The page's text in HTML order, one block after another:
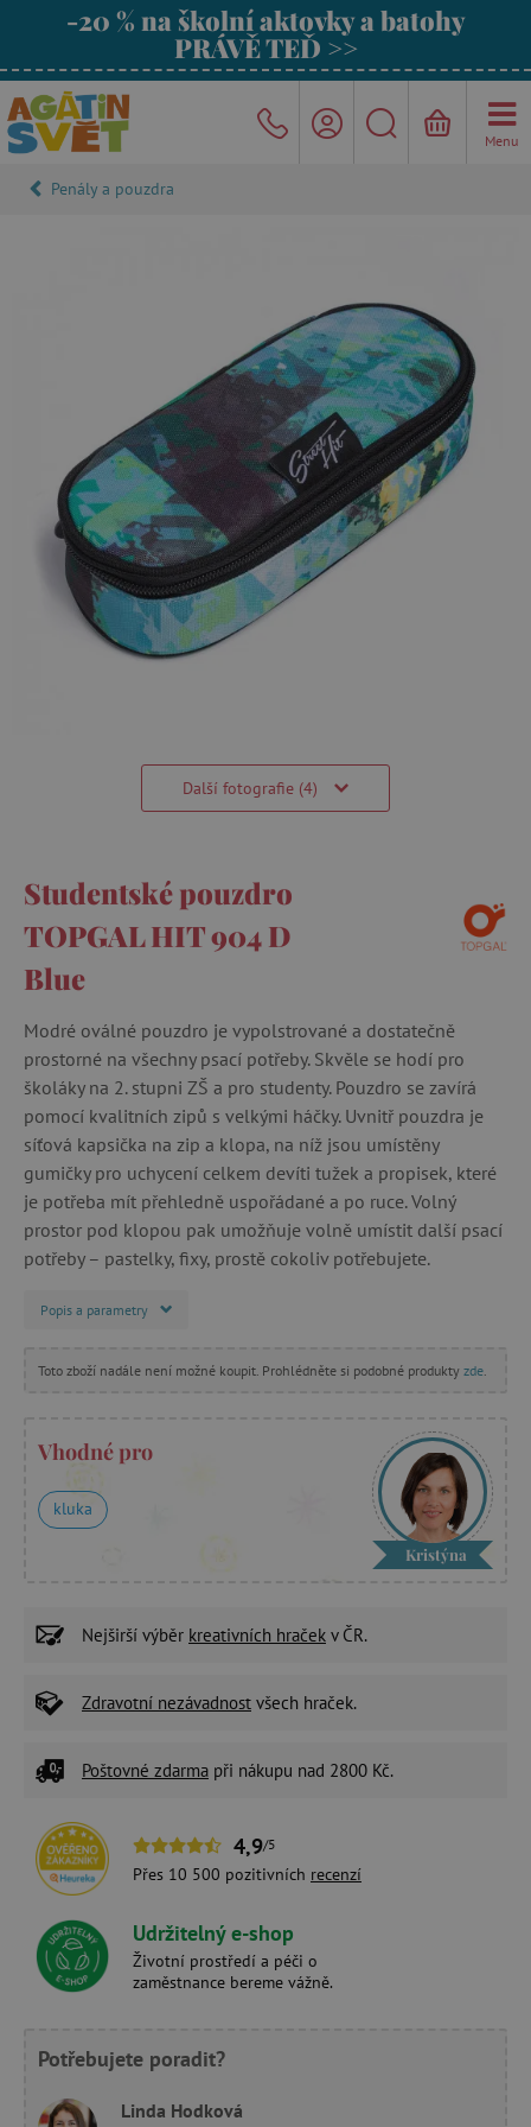
-20 % na školní aktovky a batohy
PRÁVĚ TEĎ >>
Menu
Penály a pouzdra
Další fotografie (4)
Studentské pouzdro
TOPGAL HIT 904 D
Blue
Modré oválné pouzdro je vypolstrované a dostatečně
prostorné na všechny psací potřeby. Skvěle se hodí pro
školáky na 2. stupni ZŠ a pro studenty. Pouzdro se zavírá
pomocí kvalitních zipů s velkými háčky. Uvnitř pouzdra je
síťová kapsička na zip a klopa, na níž jsou umístěny
gumičky pro uchycení celkem devíti tužek a propisek, které
je potřeba mít přehledně uspořádané a po ruce. Volný
prostor pod klopou pak umožňuje volně umístit další psací
potřeby – pastelky, fixy, prostě cokoliv potřebujete.
Popis a parametry
Toto zboží nadále není možné koupit. Prohlédněte si podobné produkty zde
Vhodné pro
kluka
Kristýna
Nejširší výběr kreativních hraček v ČR.
Zdravotní nezávadnost všech hraček.
Poštovné zdarma při nákupu nad 2800 Kč.
4,9/5
Přes 10 500 pozitivních recenzí
Udržitelný e-shop
Životní prostředí a péči o
zaměstnance bereme vážně.
Potřebujete poradit?
Linda Hodková